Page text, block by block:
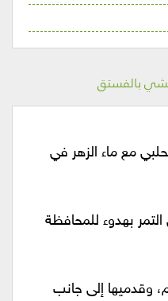
بالفستق
مع ماء الزهر في
بهدوء للمحافظة
وقدميها إلى جانب